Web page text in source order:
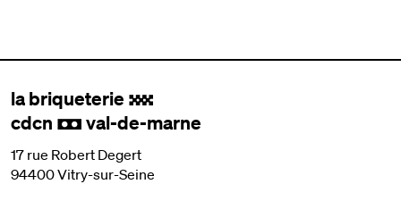
la briqueterie .
cdcn , val-de-marne
17 rue Robert Degert
94400 Vitry-sur-Seine